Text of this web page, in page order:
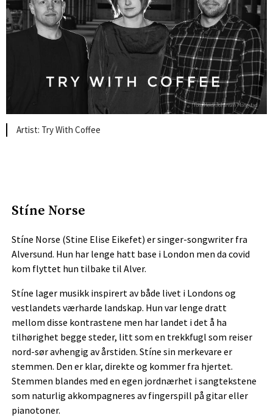
Try With Coffee
Stíne Norse
Stíne Norse (Stine Elise Eikefet) er singer-songwriter fra
Alversund. Hun har lenge hatt base i London men da covid
kom flyttet hun tilbake til Alver.
Stíne lager musikk inspirert av både livet i Londons og
vestlandets værharde landskap. Hun var lenge dratt
mellom disse kontrastene men har landet i det å ha
tilhørighet begge steder, litt som en trekkfugl som reiser
nord-sør avhengig av årstiden. Stíne sin merkevare er
stemmen. Den er klar, direkte og kommer fra hjertet.
Stemmen blandes med en egen jordnærhet i sangtekstene
som naturlig akkompagneres av fingerspill på gitar eller
pianotoner.